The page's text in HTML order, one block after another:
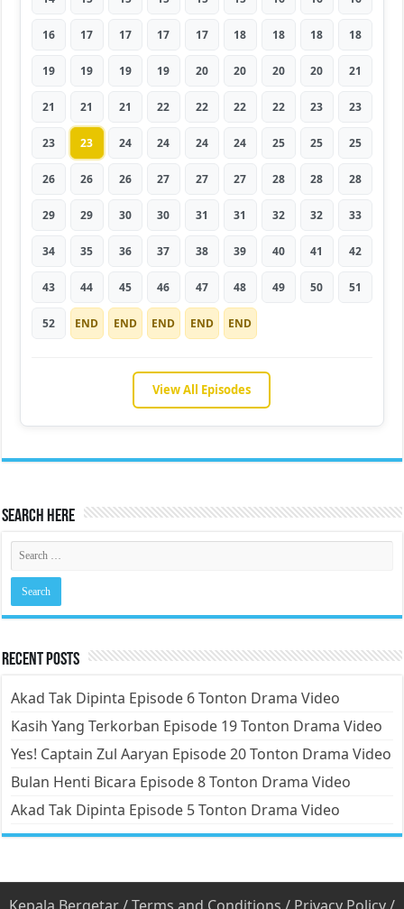
16 17 17 17 17 18 18 18 18
19 19 19 19 20 20 20 20 21
21 21 21 22 22 22 22 23 23
23 23 24 24 24 24 25 25 25
26 26 26 27 27 27 28 28 28
29 29 30 30 31 31 32 32 33
34 35 36 37 38 39 40 41 42
43 44 45 46 47 48 49 50 51
52 END END END END END
View All Episodes
Search Here
Recent Posts
Akad Tak Dipinta Episode 6 Tonton Drama Video
Kasih Yang Terkorban Episode 19 Tonton Drama Video
Yes! Captain Zul Aaryan Episode 20 Tonton Drama Video
Bulan Henti Bicara Episode 8 Tonton Drama Video
Akad Tak Dipinta Episode 5 Tonton Drama Video